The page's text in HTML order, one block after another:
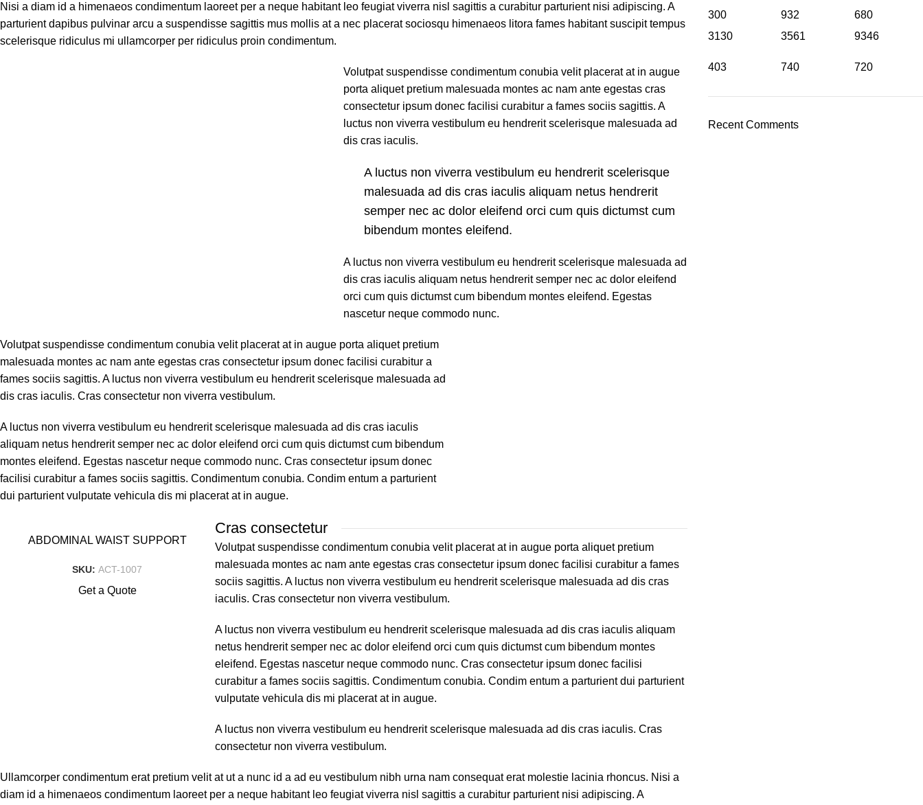
Nisi a diam id a himenaeos condimentum laoreet per a neque habitant leo feugiat viverra nisl sagittis a curabitur parturient nisi adipiscing. A
parturient dapibus pulvinar arcu a suspendisse sagittis mus mollis at a nec placerat sociosqu himenaeos litora fames habitant suscipit tempus
scelerisque ridiculus mi ullamcorper per ridiculus proin condimentum.
Volutpat suspendisse condimentum conubia velit placerat at in augue
porta aliquet pretium malesuada montes ac nam ante egestas cras
consectetur ipsum donec facilisi curabitur a fames sociis sagittis. A
luctus non viverra vestibulum eu hendrerit scelerisque malesuada ad
dis cras iaculis.
A luctus non viverra vestibulum eu hendrerit scelerisque
malesuada ad dis cras iaculis aliquam netus hendrerit
semper nec ac dolor eleifend orci cum quis dictumst cum
bibendum montes eleifend.
A luctus non viverra vestibulum eu hendrerit scelerisque malesuada ad
dis cras iaculis aliquam netus hendrerit semper nec ac dolor eleifend
orci cum quis dictumst cum bibendum montes eleifend. Egestas
nascetur neque commodo nunc.
Volutpat suspendisse condimentum conubia velit placerat at in augue porta aliquet pretium
malesuada montes ac nam ante egestas cras consectetur ipsum donec facilisi curabitur a
fames sociis sagittis. A luctus non viverra vestibulum eu hendrerit scelerisque malesuada ad
dis cras iaculis. Cras consectetur non viverra vestibulum.
A luctus non viverra vestibulum eu hendrerit scelerisque malesuada ad dis cras iaculis
aliquam netus hendrerit semper nec ac dolor eleifend orci cum quis dictumst cum bibendum
montes eleifend. Egestas nascetur neque commodo nunc. Cras consectetur ipsum donec
facilisi curabitur a fames sociis sagittis. Condimentum conubia. Condim entum a parturient
dui parturient vulputate vehicula dis mi placerat at in augue.
ABDOMINAL WAIST SUPPORT
SKU:ACT-1007
Get a Quote
Cras consectetur
Volutpat suspendisse condimentum conubia velit placerat at in augue porta aliquet pretium
malesuada montes ac nam ante egestas cras consectetur ipsum donec facilisi curabitur a fames
sociis sagittis. A luctus non viverra vestibulum eu hendrerit scelerisque malesuada ad dis cras
iaculis. Cras consectetur non viverra vestibulum.
A luctus non viverra vestibulum eu hendrerit scelerisque malesuada ad dis cras iaculis aliquam
netus hendrerit semper nec ac dolor eleifend orci cum quis dictumst cum bibendum montes
eleifend. Egestas nascetur neque commodo nunc. Cras consectetur ipsum donec facilisi
curabitur a fames sociis sagittis. Condimentum conubia. Condim entum a parturient dui parturient
vulputate vehicula dis mi placerat at in augue.
A luctus non viverra vestibulum eu hendrerit scelerisque malesuada ad dis cras iaculis. Cras
consectetur non viverra vestibulum.
Ullamcorper condimentum erat pretium velit at ut a nunc id a ad eu vestibulum nibh urna nam consequat erat molestie lacinia rhoncus. Nisi a
diam id a himenaeos condimentum laoreet per a neque habitant leo feugiat viverra nisl sagittis a curabitur parturient nisi adipiscing. A
300 932
680
3130
403
3561
740
9346
720
Recent Comments